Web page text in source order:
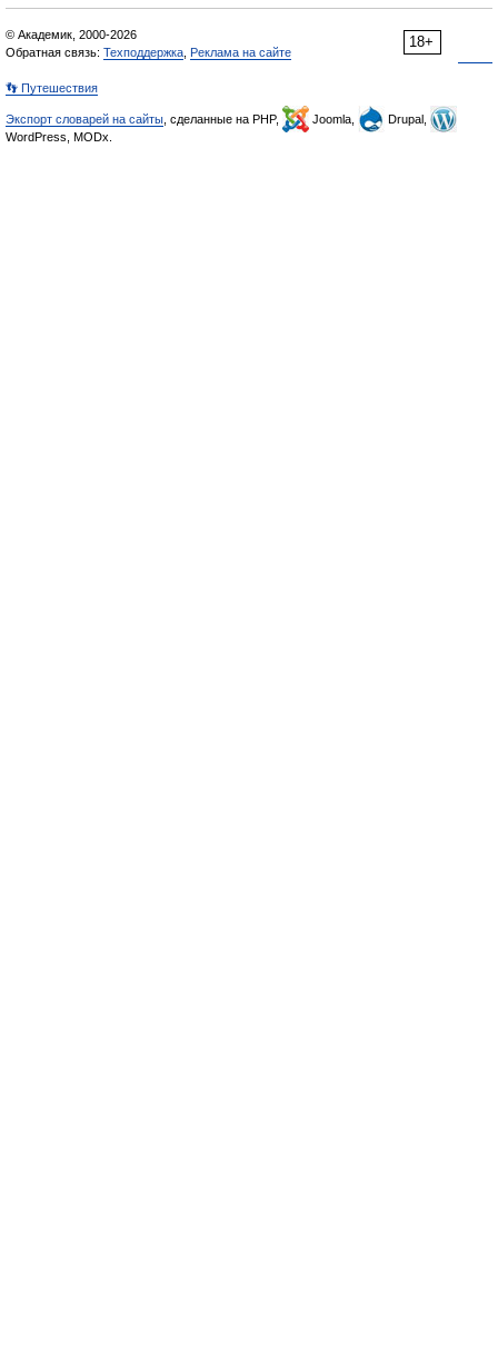
18+
© Академик, 2000-2026
Обратная связь: Техподдержка Реклама на сайте
👣 Путешествия
Экспорт словарей на сайты , сделанные на PHP, Joomla,
Drupal,
WordPress, MODx.